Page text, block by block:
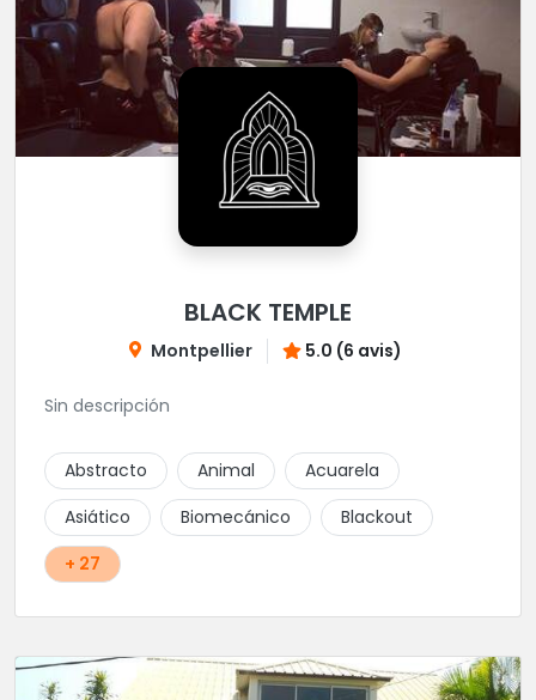
BLACK TEMPLE
Montpellier 5.0 (6 avis)
Sin descripción
Abstracto Animal
Acuarela
Asiático
Biomecánico
Blackout
+ 27